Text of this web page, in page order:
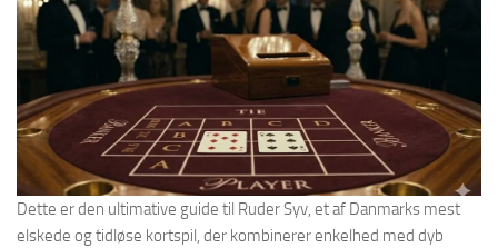
Dette er den ultimative guide til Ruder Syv, et af Danmarks mest
elskede og tidløse kortspil, der kombinerer enkelhed med dyb